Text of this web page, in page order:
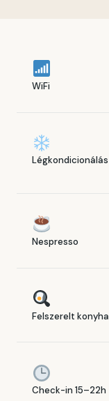
WiFi
Légkondicionálás
Nespresso
Felszerelt konyha
Check-in 15–22h